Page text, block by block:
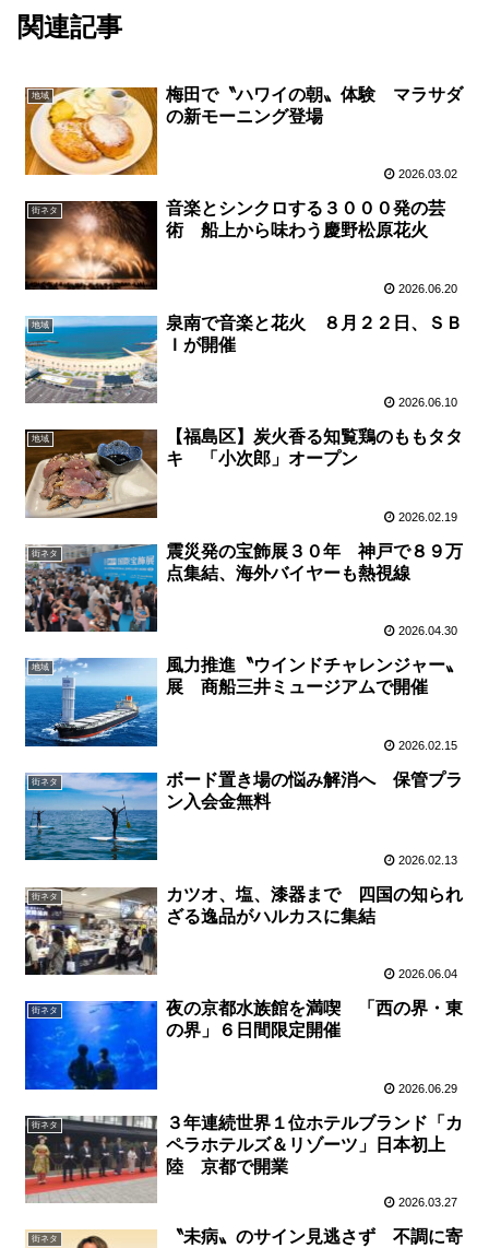
関連記事
地域
梅田で〝ハワイの朝〟体験 マラサダ
の新モーニング登場
2026.03.02
街ネタ
音楽とシンクロする３０００発の芸
術 船上から味わう慶野松原花火
2026.06.20
地域
泉南で音楽と花火 ８月２２日、ＳＢ
Ｉが開催
2026.06.10
地域
【福島区】炭火香る知覧鶏のももタタ
キ 「小次郎」オープン
2026.02.19
街ネタ
震災発の宝飾展３０年 神戸で８９万
点集結、海外バイヤーも熱視線
2026.04.30
地域
風力推進〝ウインドチャレンジャー〟
展 商船三井ミュージアムで開催
2026.02.15
街ネタ
ボード置き場の悩み解消へ 保管プラ
ン入会金無料
2026.02.13
街ネタ
カツオ、塩、漆器まで 四国の知られ
ざる逸品がハルカスに集結
2026.06.04
街ネタ
夜の京都水族館を満喫 「西の界・東
の界」６日間限定開催
2026.06.29
街ネタ
３年連続世界１位ホテルブランド「カ
ペラホテルズ＆リゾーツ」日本初上
陸 京都で開業
2026.03.27
街ネタ
〝未病〟のサイン見逃さず 不調に寄